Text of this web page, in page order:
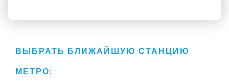
ВЫБРАТЬ БЛИЖАЙШУЮ СТАНЦИЮ
МЕТРО: